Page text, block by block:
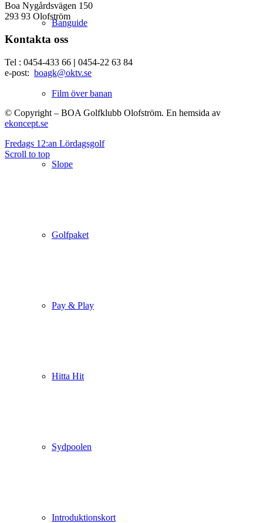
Banguide
Film över banan
Slope
Golfpaket
Pay & Play
Hitta Hit
Sydpoolen
Introduktionskort
Boa Nygårdsvägen 150
293 93 Olofström
Kontakta oss
Tel : 0454-433 66 | 0454-22 63 84
e-post: boagk@oktv.se
© Copyright – BOA Golfklubb Olofström. En hemsida av
ekoncept.se
Fredags 12:an Lördagsgolf
Scroll to top